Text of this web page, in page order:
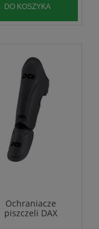
DO KOSZYKA
Ochraniacze
piszczeli DAX